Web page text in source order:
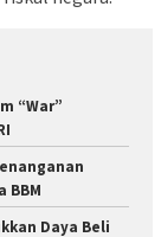
“War”
BBM
Daya Beli